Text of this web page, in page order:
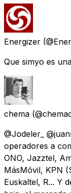
Energizer
Que simyo es
chema
@Jodeler_
operadores a
ONO, Jazztel,
MásMóvil, KPN
Euskaltel, R... Y